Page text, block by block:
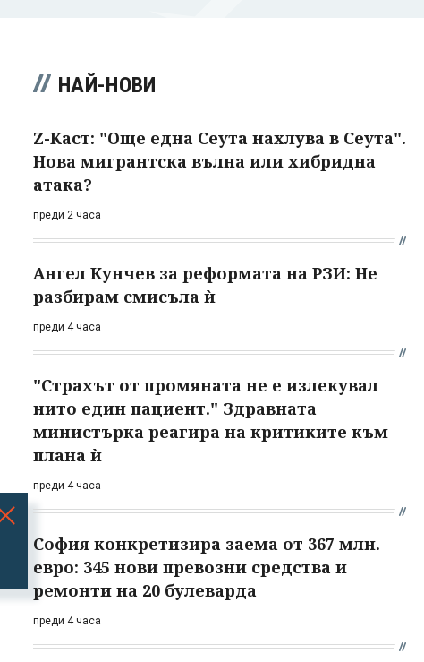
НАЙ-НОВИ
Z-Каст: "Още една Сеута нахлува в Сеута".
Нова мигрантска вълна или хибридна
атака?
преди 2 часа
Ангел Кунчев за реформата на РЗИ: Не
разбирам смисъла ѝ
преди 4 часа
"Страхът от промяната не е излекувал
нито един пациент." Здравната
министърка реагира на критиките към
плана ѝ
преди 4 часа
София конкретизира заема от 367 млн.
евро: 345 нови превозни средства и
ремонти на 20 булеварда
преди 4 часа